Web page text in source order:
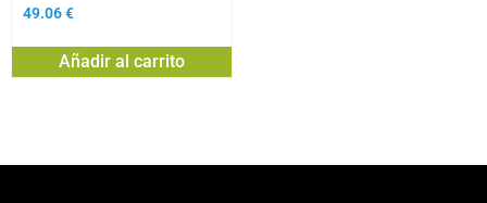
49.06€
Añadir al carrito